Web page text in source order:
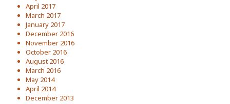
April 2017
March 2017
January 2017
December 2016
November 2016
October 2016
August 2016
March 2016
May 2014
April 2014
December 2013